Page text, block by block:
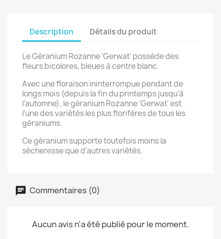
Description Détails du produit
Le Géranium Rozanne 'Gerwat' possède des
fleurs bicolores, bleues à centre blanc.
Avec une floraison ininterrompue pendant de
longs mois (depuis la fin du printemps jusqu'à
l'automne), le géranium Rozanne 'Gerwat' est
l'une des variétés les plus florifères de tous les
géraniums.
Ce géranium supporte toutefois moins la
sécheresse que d'autres variétés.
Commentaires (0)
Aucun avis n'a été publié pour le moment.